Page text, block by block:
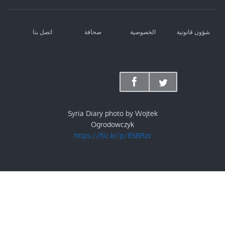
شؤون قانونية الخصوصية صحافة اتصل بنا
Syria Diary photo by Wojtek
Ogrodowczyk
https://flic.kr/p/8SBRzv